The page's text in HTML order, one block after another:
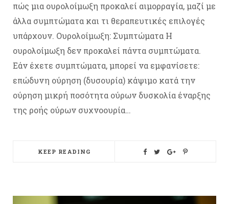
πώς μια ουρολοίμωξη προκαλεί αιμορραγία, μαζί με
άλλα συμπτώματα και τι θεραπευτικές επιλογές
υπάρχουν. Ουρολοίμωξη: Συμπτώματα Η
ουρολοίμωξη δεν προκαλεί πάντα συμπτώματα.
Εάν έχετε συμπτώματα, μπορεί να εμφανίσετε:
επώδυνη ούρηση (δυσουρία) κάψιμο κατά την
ούρηση μικρή ποσότητα ούρων δυσκολία έναρξης
της ροής ούρων συχνοουρία…
KEEP READING